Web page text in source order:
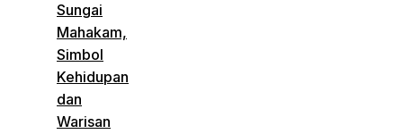
Sungai
Mahakam,
Simbol
Kehidupan
dan
Warisan